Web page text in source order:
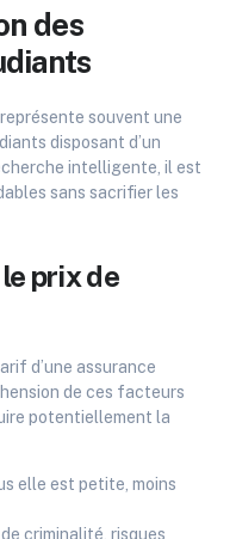
des
souvent une
disposant d’un
intelligente, il est
sans sacrifier les
prix de
d’une assurance
de ces facteurs
potentiellement la
elle est petite, moins
criminalité, risques